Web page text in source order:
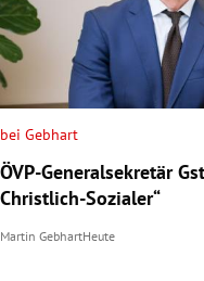
bei Gebhart
ÖVP-Generalsekretär
Christlich-Sozialer“
Martin GebhartHeute